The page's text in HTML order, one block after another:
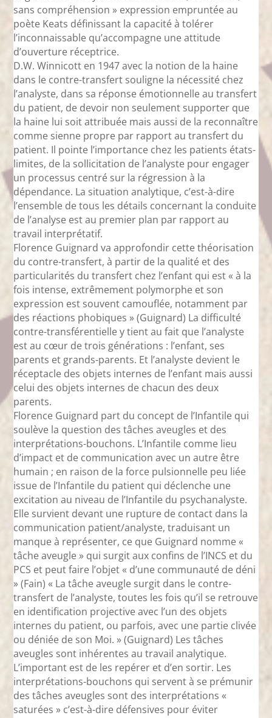
sans compréhension » expression empruntée au
poète Keats définissant la capacité à tolérer
l’inconnaissable qu’accompagne une attitude
d’ouverture réceptrice.
D.W. Winnicott en 1947 avec la notion de la haine
dans le contre-transfert souligne la nécessité chez
l’analyste, dans sa réponse émotionnelle au transfert
du patient, de devoir non seulement supporter que
la haine lui soit attribuée mais aussi de la reconnaître
comme sienne propre par rapport au transfert du
patient. Il pointe l’importance chez les patients états-
limites, de la sollicitation de l’analyste pour engager
un processus centré sur la régression à la
dépendance. La situation analytique, c’est-à-dire
l’ensemble de tous les détails concernant la conduite
de l’analyse est au premier plan par rapport au
travail interprétatif.
Florence Guignard va approfondir cette théorisation
du contre-transfert, à partir de la qualité et des
particularités du transfert chez l’enfant qui est « à la
fois intense, extrêmement polymorphe et son
expression est souvent camouflée, notamment par
des réactions phobiques » (Guignard) La difficulté
contre-transférentielle y tient au fait que l’analyste
est au cœur de trois générations : l’enfant, ses
parents et grands-parents. Et l’analyste devient le
réceptacle des objets internes de l’enfant mais aussi
celui des objets internes de chacun des deux
parents.
Florence Guignard part du concept de l’Infantile qui
soulève la question des tâches aveugles et des
interprétations-bouchons. L’Infantile comme lieu
d’impact et de communication avec un autre être
humain ; en raison de la force pulsionnelle peu liée
issue de l’Infantile du patient qui déclenche une
excitation au niveau de l’Infantile du psychanalyste.
Elle survient devant une rupture de contact dans la
communication patient/analyste, traduisant un
manque à représenter, ce que Guignard nomme «
tâche aveugle » qui surgit aux confins de l’INCS et du
PCS et peut faire l’objet « d’une communauté de déni
» (Fain) « La tâche aveugle surgit dans le contre-
transfert de l’analyste, toutes les fois qu’il se retrouve
en identification projective avec l’un des objets
internes du patient, ou parfois, avec une partie clivée
ou déniée de son Moi. » (Guignard) Les tâches
aveugles sont inhérentes au travail analytique.
L’important est de les repérer et d’en sortir. Les
interprétations-bouchons qui servent à se prémunir
des tâches aveugles sont des interprétations «
saturées » c’est-à-dire défensives pour éviter